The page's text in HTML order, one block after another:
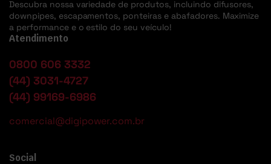
Descubra nossa variedade de produtos, incluindo difusores,
downpipes, escapamentos, ponteiras e abafadores. Maximize
a performance e o estilo do seu veículo!
Atendimento
0800 606 3332
(44) 3031-4727
(44) 99169-6986
comercial@digipower.com.br
Social